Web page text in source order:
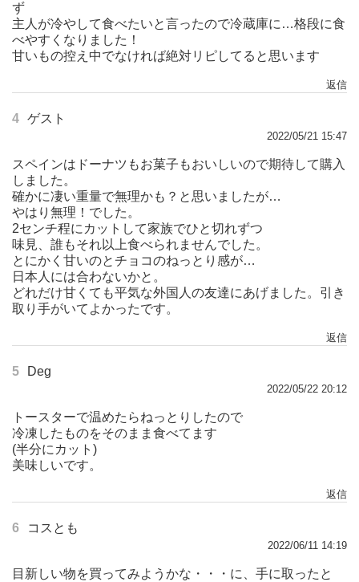
ず
主人が冷やして食べたいと言ったので冷蔵庫に…格段に食
べやすくなりました！
甘いもの控え中でなければ絶対リピしてると思います
返信
4 ゲスト
2022/05/21 15:47
スペインはドーナツもお菓子もおいしいので期待して購入
しました。
確かに凄い重量で無理かも？と思いましたが…
やはり無理！でした。
2センチ程にカットして家族でひと切れずつ
味見、誰もそれ以上食べられませんでした。
とにかく甘いのとチョコのねっとり感が…
日本人には合わないかと。
どれだけ甘くても平気な外国人の友達にあげました。引き
取り手がいてよかったです。
返信
5 Deg
2022/05/22 20:12
トースターで温めたらねっとりしたので
冷凍したものをそのまま食べてます
(半分にカット)
美味しいです。
返信
6 コスとも
2022/06/11 14:19
目新しい物を買ってみようかな・・・に、手に取ったと